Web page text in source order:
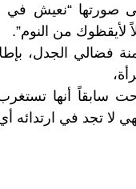
صورتها “نعيش في
لأيقظوك من النوم”.
فضالي الجدل،
سابقاً أنها
لا تجد في ارتدائه